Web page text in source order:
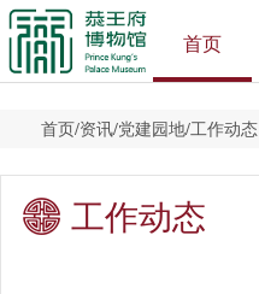
首页
首页/资讯/党建园地/工作动态
工作动态